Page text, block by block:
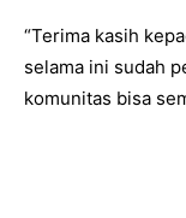
“Terima kasih
selama ini sudah
komunitas bisa